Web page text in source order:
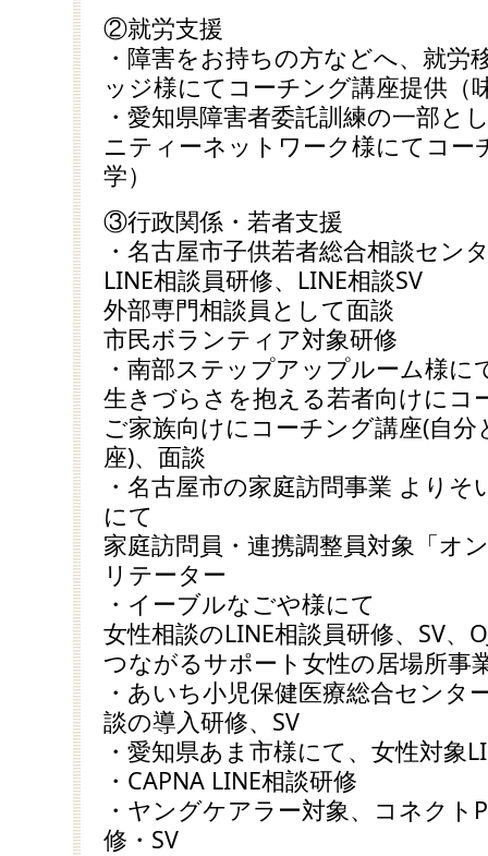
②就労支援
・障害をお持ちの方などへ、就労
ッジ様にてコーチング講座提供（
・愛知県障害者委託訓練の一部と
ニティーネットワーク様にてコー
学）
③行政関係・若者支援
・名古屋市子供若者総合相談セン
LINE相談員研修、LINE相談SV
外部専門相談員として面談
市民ボランティア対象研修
・南部ステップアップルーム様に
生きづらさを抱える若者向けにコ
ご家族向けにコーチング講座(自
座)、面談
・名古屋市の家庭訪問事業 より
にて
家庭訪問員・連携調整員対象「オ
リテーター
・イーブルなごや様にて
女性相談のLINE相談員研修、SV、
つながるサポート女性の居場所事
・あいち小児保健医療総合センタ
談の導入研修、SV
・愛知県あま市様にて、女性対象
・CAPNA LINE相談研修
・ヤングケアラー対象、コネクト
修・SV